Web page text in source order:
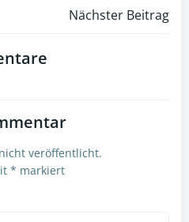
Post
navigation
Nächster Beitrag
veröffentlicht.
* markiert